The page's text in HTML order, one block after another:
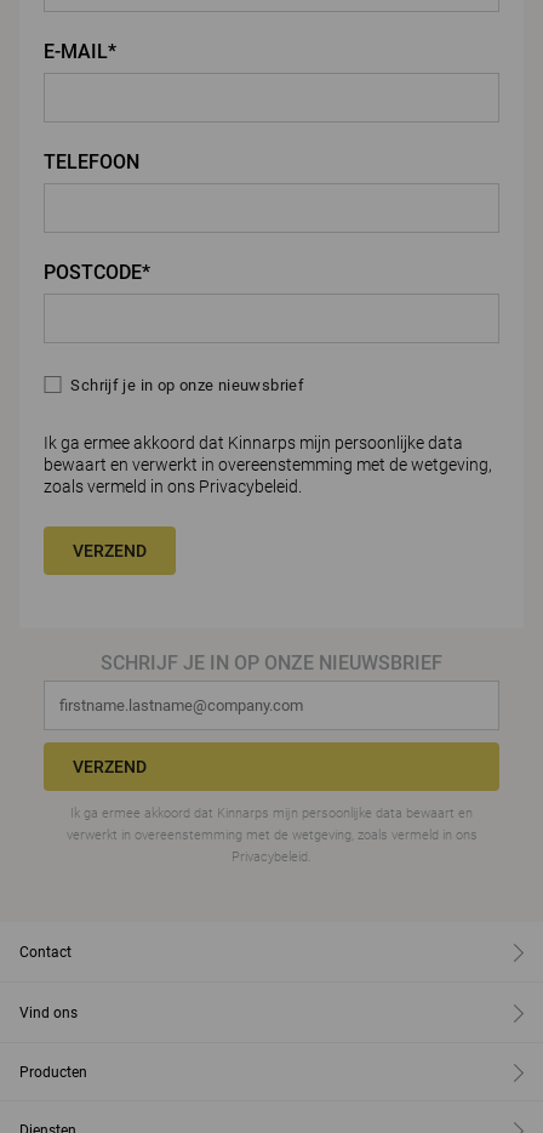
E-MAIL*
TELEFOON
POSTCODE*
Schrijf je in op onze nieuwsbrief
Ik ga ermee akkoord dat Kinnarps mijn persoonlijke data
bewaart en verwerkt in overeenstemming met de wetgeving,
zoals vermeld in ons Privacybeleid.
VERZEND
SCHRIJF JE IN OP ONZE NIEUWSBRIEF
VERZEND
Ik ga ermee akkoord dat Kinnarps mijn persoonlijke data bewaart en
verwerkt in overeenstemming met de wetgeving, zoals vermeld in ons
Privacybeleid.
Contact
Vind ons
Producten